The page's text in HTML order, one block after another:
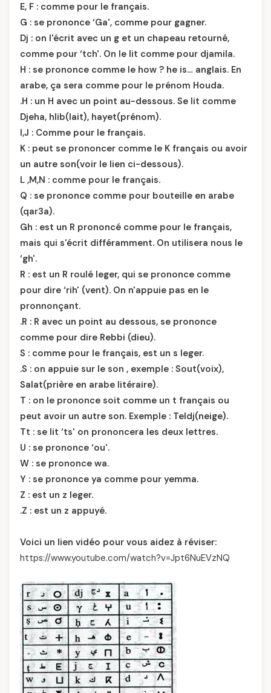
E, F : comme pour le français.
G : se prononce ‘Ga', comme pour gagner.
Dj : on l'écrit avec un g et un chapeau retourné,
comme pour ‘tch'. On le lit comme pour djamila.
H : se prononce comme le how ? he is… anglais. En
arabe, ça sera comme pour le prénom Houda.
.H : un H avec un point au-dessous. Se lit comme
Djeha, hlib(lait), hayet(prénom).
I,J : Comme pour le français.
K : peut se prononcer comme le K français ou avoir
un autre son(voir le lien ci-dessous).
L ,M,N : comme pour le français.
Q : se prononce comme pour bouteille en arabe
(qar3a).
Gh : est un R prononcé comme pour le français,
mais qui s'écrit différamment. On utilisera nous le
‘gh'.
R : est un R roulé leger, qui se prononce comme
pour dire ‘rih' (vent). On n'appuie pas en le
pronnonçant.
.R : R avec un point au dessous, se prononce
comme pour dire Rebbi (dieu).
S : comme pour le français, est un s leger.
.S : on appuie sur le son , exemple : Sout(voix),
Salat(prière en arabe litéraire).
T : on le prononce soit comme un t français ou
peut avoir un autre son. Exemple : Teldj(neige).
Tt : se lit ‘ts' on prononcera les deux lettres.
U : se prononce ‘ou'.
W : se prononce wa.
Y : se prononce ya comme pour yemma.
Z : est un z leger.
.Z : est un z appuyé.
Voici un lien vidéo pour vous aidez à réviser:
https://www.youtube.com/watch?v=Jpt6NuEVzNQ